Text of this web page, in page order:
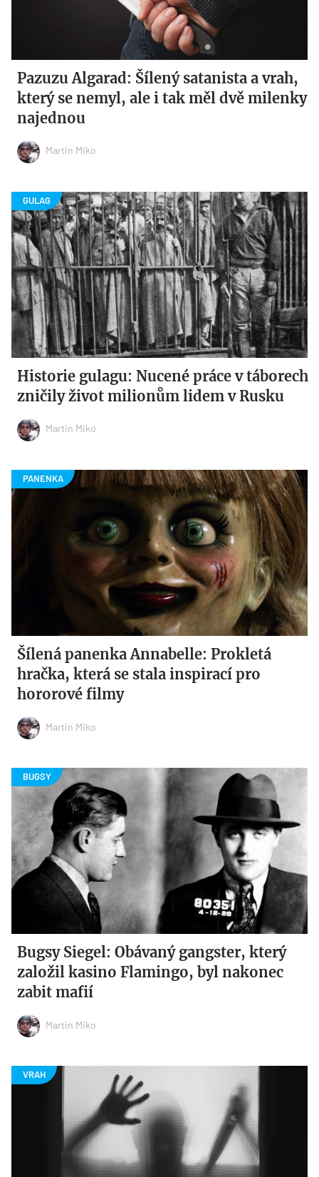
Pazuzu Algarad: Šílený satanista a vrah,
který se nemyl, ale i tak měl dvě milenky
najednou
Martin Miko
Historie gulagu: Nucené práce v táborech
zničily život milionům lidem v Rusku
Martin Miko
Šílená panenka Annabelle: Prokletá
hračka, která se stala inspirací pro
hororové filmy
Martin Miko
Bugsy Siegel: Obávaný gangster, který
založil kasino Flamingo, byl nakonec
zabit mafií
Martin Miko